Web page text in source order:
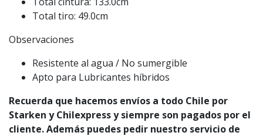
Total tiro: 49.0cm
Observaciones
Resistente al agua / No sumergible
Apto para Lubricantes híbridos
Recuerda que hacemos envíos a todo Chile por
Starken y Chilexpress y siempre son pagados por el
cliente. Además puedes pedir nuestro servicio de